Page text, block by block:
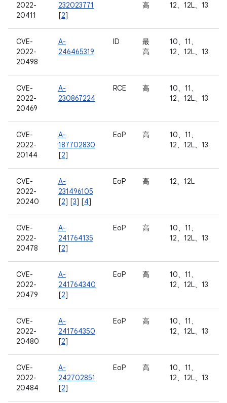
2022-
20411
232023771
[2]
高
12、12L、13
CVE-
2022-
20498
A-
246465319
ID
最
高
10、11、
12、12L、13
CVE-
2022-
20469
A-
230867224
RCE 高
10、11、
12、12L、13
CVE-
2022-
20144
A-
187702830
[2]
EoP 高
10、11、
12、12L、13
CVE-
2022-
20240
A-
231496105
[2] [3] [4]
EoP 高 12、12L
CVE-
2022-
20478
A-
241764135
[2]
EoP 高
10、11、
12、12L、13
CVE-
2022-
20479
A-
241764340
[2]
EoP 高
10、11、
12、12L、13
CVE-
2022-
20480
A-
241764350
[2]
EoP 高
10、11、
12、12L、13
CVE-
2022-
20484
A-
242702851
[2]
EoP 高
10、11、
12、12L、13